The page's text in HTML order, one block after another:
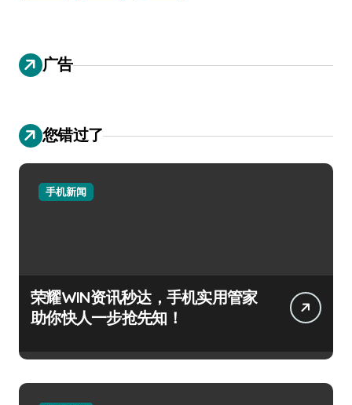
广告
您错过了
手机新闻
荣耀WIN资讯秒达，手机实用管家
助你快人一步抢先知！